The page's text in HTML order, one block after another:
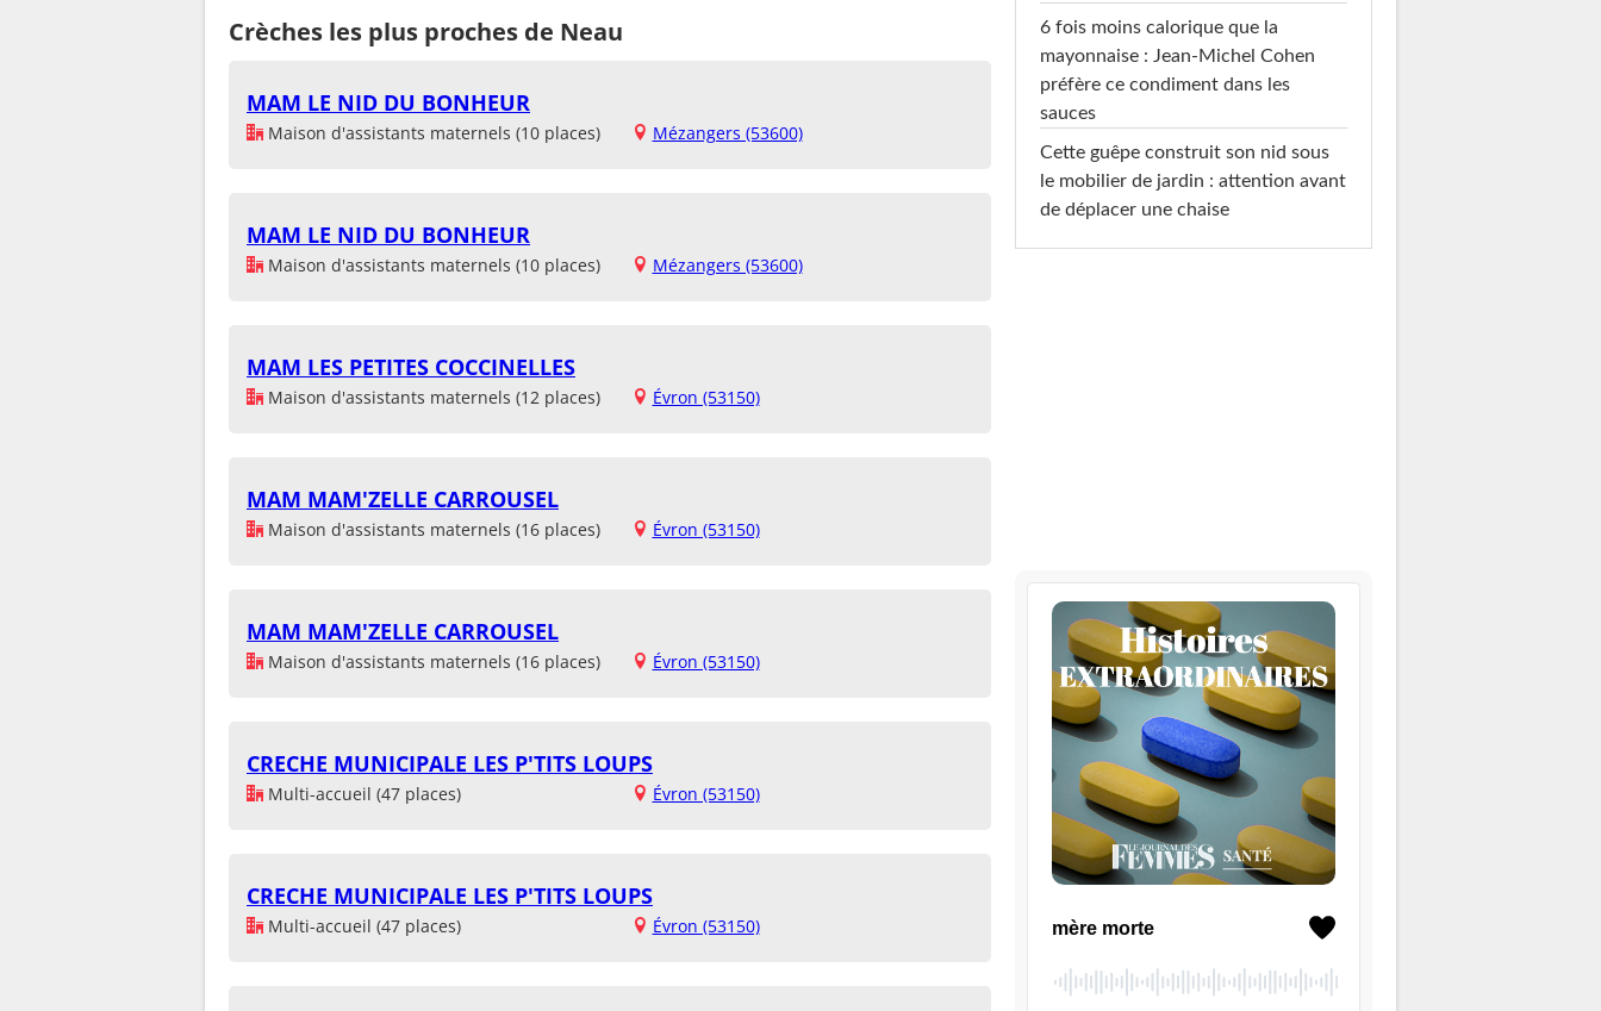
Crèches les plus proches de Neau
MAM LE NID DU BONHEUR
Maison d'assistants maternels (10 places) Mézangers (53600)
MAM LE NID DU BONHEUR
Maison d'assistants maternels (10 places) Mézangers (53600)
MAM LES PETITES COCCINELLES
Maison d'assistants maternels (12 places) Évron (53150)
MAM MAM'ZELLE CARROUSEL
Maison d'assistants maternels (16 places) Évron (53150)
MAM MAM'ZELLE CARROUSEL
Maison d'assistants maternels (16 places) Évron (53150)
CRECHE MUNICIPALE LES P'TITS LOUPS
Multi-accueil (47 places) Évron (53150)
CRECHE MUNICIPALE LES P'TITS LOUPS
Multi-accueil (47 places) Évron (53150)
6 fois moins calorique que la
mayonnaise : Jean-Michel Cohen
préfère ce condiment dans les
sauces
Cette guêpe construit son nid sous
le mobilier de jardin : attention avant
de déplacer une chaise